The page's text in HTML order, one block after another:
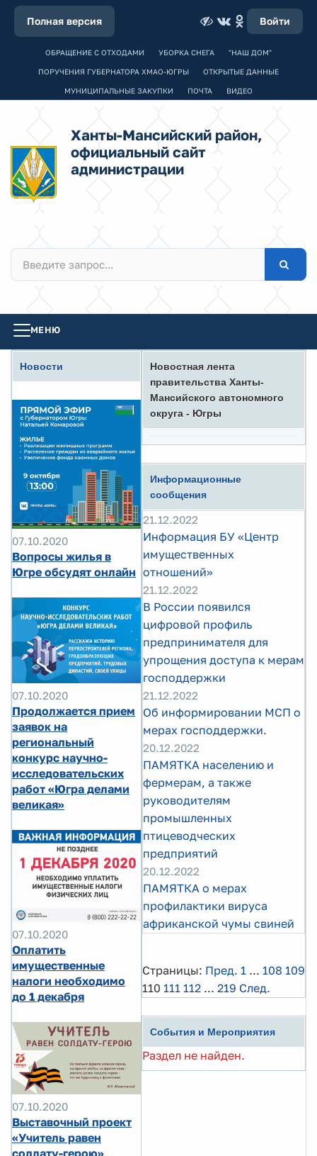
Полная версия Войти
ОБРАЩЕНИЕ С ОТХОДАМИ УБОРКА СНЕГА "НАШ ДОМ"
ПОРУЧЕНИЯ ГУБЕРНАТОРА ХМАО-ЮГРЫ ОТКРЫТЫЕ ДАННЫЕ
МУНИЦИПАЛЬНЫЕ ЗАКУПКИ ПОЧТА ВИДЕО
Ханты-Мансийский район,
официальный сайт
администрации
МЕНЮ
Новости
07.10.2020
Вопросы жилья в
Югре обсудят онлайн
07.10.2020
Продолжается прием
заявок на
региональный
конкурс научно-
исследовательских
работ «Югра делами
великая»
07.10.2020
Оплатить
имущественные
налоги необходимо
до 1 декабря
07.10.2020
Выставочный проект
«Учитель равен
Новостная лента
правительства Ханты-
Мансийского автономного
округа - Югры
Информационные
сообщения
21.12.2022
Информация БУ «Центр
имущественных
отношений»
21.12.2022
В России появился
цифровой профиль
предпринимателя для
упрощения доступа к мерам
господдержки
21.12.2022
Об информировании МСП о
мерах господдержки.
20.12.2022
ПАМЯТКА населению и
фермерам, а также
руководителям
промышленных
птицеводческих
предприятий
20.12.2022
ПАМЯТКА о мерах
профилактики вируса
африканской чумы свиней
Страницы: Пред. 1 ... 108 109
110 111 112 ... 219 След.
События и Мероприятия
Раздел не найден.